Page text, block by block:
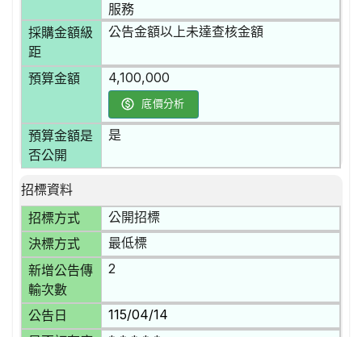
服務
採購金額級
距
公告金額以上未達查核金額
預算金額 4,100,000
底價分析
預算金額是
否公開
是
招標資料
招標方式
公開招標
決標方式 最低標
新增公告傳
輸次數
2
公告日 115/04/14